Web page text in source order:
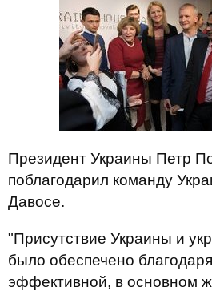
Президент Украины Петр
поблагодарил команду
Давосе.
"Присутствие Украины и
было обеспечено
эффективной, в основном